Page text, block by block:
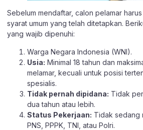
Sebelum mendaftar, calon pelamar
syarat umum yang telah ditetapkan.
yang wajib dipenuhi:
Warga Negara Indonesia (WNI).
Usia: Minimal 18 tahun dan
melamar, kecuali untuk posisi
spesialis.
Tidak pernah dipidana: Tidak
dua tahun atau lebih.
Status Pekerjaan: Tidak sedang
PNS, PPPK, TNI, atau Polri.